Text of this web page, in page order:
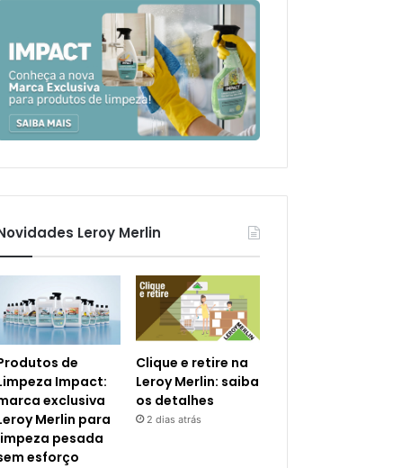
Leroy Merlin
de
Impact:
exclusiva
Merlin para
pesada
esforço
Clique e retire na
Leroy Merlin: saiba
os detalhes
2 dias atrás